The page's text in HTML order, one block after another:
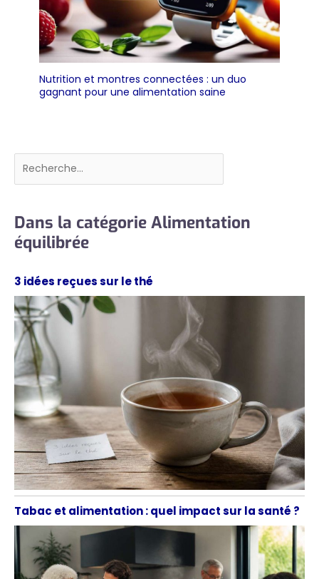
Nutrition et montres connectées : un duo
gagnant pour une alimentation saine
Rechercher
Dans la catégorie Alimentation
équilibrée
3 idées reçues sur le thé
Tabac et alimentation : quel impact sur la santé ?